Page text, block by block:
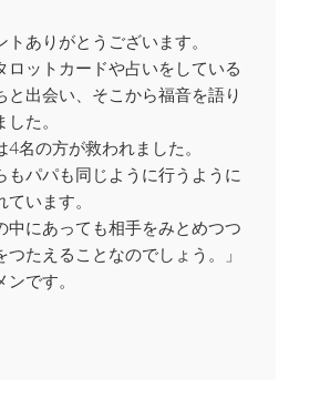
トありがとうございます。
ロットカードや占いをしている
と出会い、そこから福音を語り
た。
4名の方が救われました。
もパパも同じように行うように
ています。
中にあっても相手をみとめつつ
つたえることなのでしょう。」
ンです。